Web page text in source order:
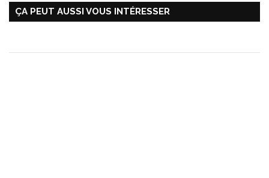
ÇA PEUT AUSSI VOUS INTÉRESSER